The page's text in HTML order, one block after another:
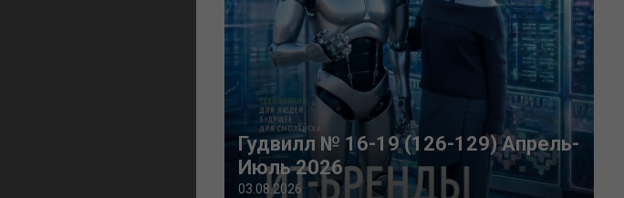
Гудвилл № 16-19 (126-129) Апрель-
Июль 2026
03.08.2026